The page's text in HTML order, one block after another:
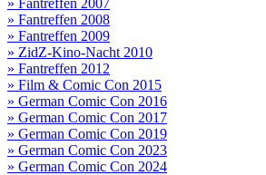
» Fantreffen 2007
» Fantreffen 2008
» Fantreffen 2009
» ZidZ-Kino-Nacht 2010
» Fantreffen 2012
» Film & Comic Con 2015
» German Comic Con 2016
» German Comic Con 2017
» German Comic Con 2019
» German Comic Con 2023
» German Comic Con 2024